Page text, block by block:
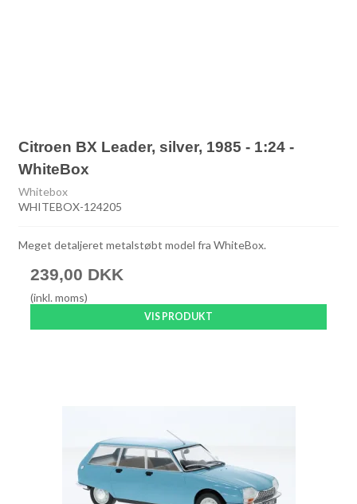
Citroen BX Leader, silver, 1985 - 1:24 -
WhiteBox
Whitebox
WHITEBOX-124205
Meget detaljeret metalstøbt model fra WhiteBox.
239,00 DKK
(inkl. moms)
VIS PRODUKT